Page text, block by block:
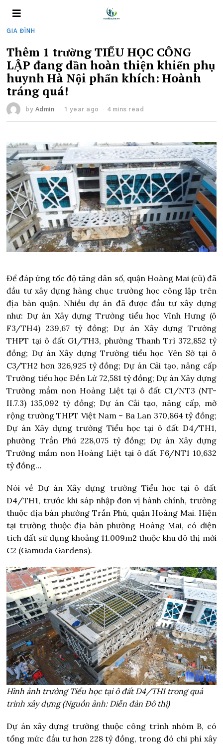
GIA ĐÌNH
Thêm 1 trường TIỂU HỌC CÔNG
LẬP đang dần hoàn thiện khiến phụ
huynh Hà Nội phấn khích: Hoành
tráng quá!
by Admin 1 year ago 4 mins read
Để đáp ứng tốc độ tăng dân số, quận Hoàng Mai (cũ) đã
đầu tư xây dựng hàng chục trường học công lập trên
địa bàn quận. Nhiều dự án đã được đầu tư xây dựng
như: Dự án Xây dựng Trường tiểu học Vĩnh Hưng (ô
F3/TH4) 239,67 tỷ đồng; Dự án Xây dựng Trường
THPT tại ô đất G1/TH3, phường Thanh Trì 372,852 tỷ
đồng; Dự án Xây dựng Trường tiểu học Yên Sở tại ô
C3/TH2 hơn 326,925 tỷ đồng; Dự án Cải tạo, nâng cấp
Trường tiểu học Đền Lừ 72,581 tỷ đồng; Dự án Xây dựng
Trường mầm non Hoàng Liệt tại ô đất C1/NT3 (NT-
II.7.3) 135,092 tỷ đồng; Dự án Cải tạo, nâng cấp, mở
rộng trường THPT Việt Nam – Ba Lan 370,864 tỷ đồng;
Dự án Xây dựng trường Tiểu học tại ô đất D4/TH1,
phường Trần Phú 228,075 tỷ đồng; Dự án Xây dựng
Trường mầm non Hoàng Liệt tại ô đất F6/NT1 10,632
tỷ đồng…
Nói về Dự án Xây dựng trường Tiểu học tại ô đất
D4/TH1, trước khi sáp nhập đơn vị hành chính, trường
thuộc địa bàn phường Trần Phú, quận Hoàng Mai. Hiện
tại trường thuộc địa bàn phường Hoàng Mai, có diện
tích đất sử dụng khoảng 11.009m2 thuộc khu đô thị mới
C2 (Gamuda Gardens).
Hình ảnh trường Tiểu học tại ô đất D4/TH1 trong quá
trình xây dựng (Nguồn ảnh: Diễn đàn Đô thị)
Dự án xây dựng trường thuộc công trình nhóm B, có
tổng mức đầu tư hơn 228 tỷ đồng, trong đó chi phí xây